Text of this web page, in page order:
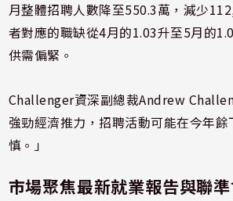
月整體招聘人數降至550.3萬，減少
者對應的職缺從4月的1.03升至5月的
供需偏緊。
Challenger資深副總裁Andrew
強勁經濟推力，招聘活動可能在今年餘
慎。」
市場聚焦最新就業報告與聯